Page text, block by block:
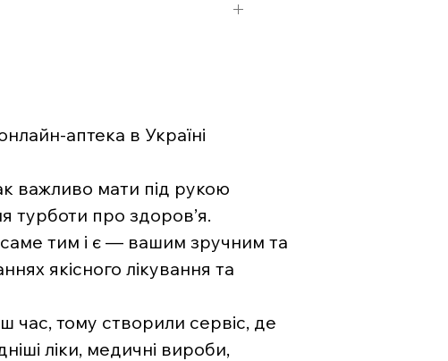
аптека в Україні
важливо мати під рукою
турботи про здоров’я.
тим і є — вашим зручним та
якісного лікування та
час, тому створили сервіс, де
ліки, медичні вироби,